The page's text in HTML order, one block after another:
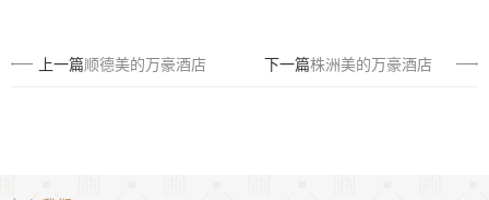
上一篇顺德美的万豪酒店 下一篇株洲美的万豪酒店